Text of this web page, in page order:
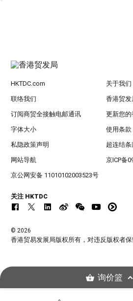
HKTDC.com 关于我们
联络我们 香港贸
订阅商贸全接触电邮通讯 更新您的
字体大小 使用条款
私隐政策声明 超连结条
网站导航 京ICP备
京公网安备 11010102003523号
关注 HKTDC
© 2026
香港贸易发展局版权所有，对违反版权者保
询价篮